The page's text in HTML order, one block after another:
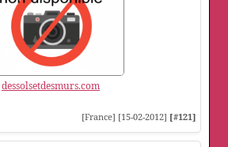
dessolsetdesmurs.com
[France] [15-02-2012] [#121]